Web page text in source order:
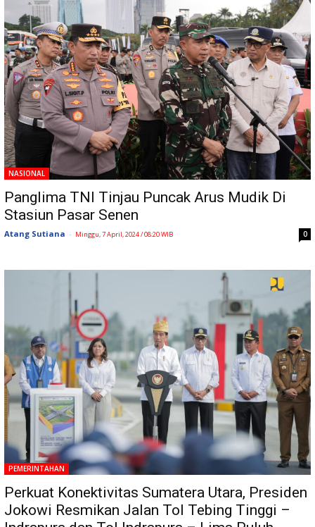
NASIONAL
Panglima TNI Tinjau Puncak Arus Mudik Di
Stasiun Pasar Senen
Atang Sutiana - Minggu, 7 April, 2024 / 08:20 WIB 0
PEMERINTAHAN
Perkuat Konektivitas Sumatera Utara, Presiden
Jokowi Resmikan Jalan Tol Tebing Tinggi –